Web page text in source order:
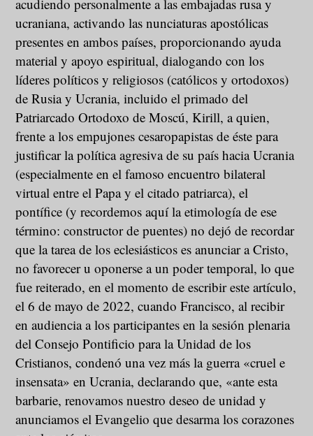
acudiendo personalmente a las embajadas rusa y
ucraniana, activando las nunciaturas apostólicas
presentes en ambos países, proporcionando ayuda
material y apoyo espiritual, dialogando con los
líderes políticos y religiosos (católicos y ortodoxos)
de Rusia y Ucrania, incluido el primado del
Patriarcado Ortodoxo de Moscú, Kirill, a quien,
frente a los empujones cesaropapistas de éste para
justificar la política agresiva de su país hacia Ucrania
(especialmente en el famoso encuentro bilateral
virtual entre el Papa y el citado patriarca), el
pontífice (y recordemos aquí la etimología de ese
término: constructor de puentes) no dejó de recordar
que la tarea de los eclesiásticos es anunciar a Cristo,
no favorecer u oponerse a un poder temporal, lo que
fue reiterado, en el momento de escribir este artículo,
el 6 de mayo de 2022, cuando Francisco, al recibir
en audiencia a los participantes en la sesión plenaria
del Consejo Pontificio para la Unidad de los
Cristianos, condenó una vez más la guerra «cruel e
insensata» en Ucrania, declarando que, «ante esta
barbarie, renovamos nuestro deseo de unidad y
anunciamos el Evangelio que desarma los corazones